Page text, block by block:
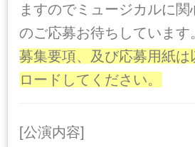
ますのでミュージカルに
のご応募お待ちしています
募集要項、及び応募用紙は
ロードしてください。
[公演内容]